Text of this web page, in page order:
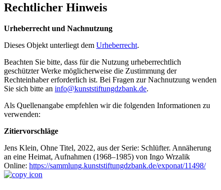
Rechtlicher Hinweis
Urheberrecht und Nachnutzung
Dieses Objekt unterliegt dem Urheberrecht.
Beachten Sie bitte, dass für die Nutzung urheberrechtlich
geschützter Werke möglicherweise die Zustimmung der
Rechteinhaber erforderlich ist. Bei Fragen zur Nachnutzung wenden
Sie sich bitte an info@kunststiftungdzbank.de.
Als Quellenangabe empfehlen wir die folgenden Informationen zu
verwenden:
Zitiervorschläge
Jens Klein, Ohne Titel, 2022, aus der Serie: Schlüfter. Annäherung
an eine Heimat, Aufnahmen (1968–1985) von Ingo Wrzalik
Online: https://sammlung.kunststiftungdzbank.de/exponat/11498/